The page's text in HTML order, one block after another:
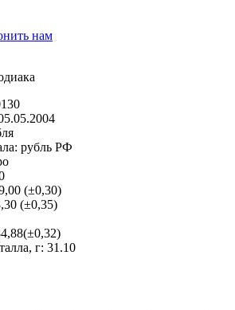
нам
рубль РФ
(±0,30)
(±0,35)
г: 31.10